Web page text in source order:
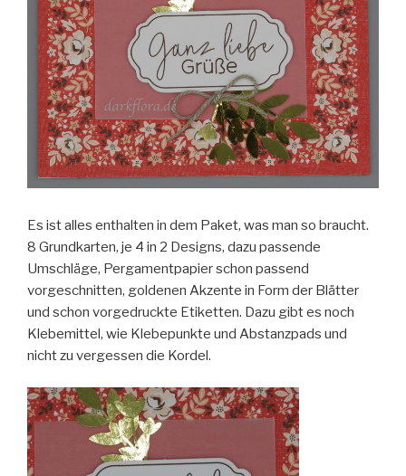
Es ist alles enthalten in dem Paket, was man so braucht.
8 Grundkarten, je 4 in 2 Designs, dazu passende
Umschläge, Pergamentpapier schon passend
vorgeschnitten, goldenen Akzente in Form der Blätter
und schon vorgedruckte Etiketten. Dazu gibt es noch
Klebemittel, wie Klebepunkte und Abstanzpads und
nicht zu vergessen die Kordel.